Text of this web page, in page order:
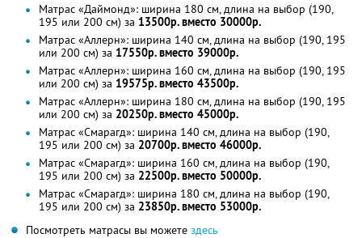
Матрас «Даймонд»: ширина 180 см, длина на выбор (190,
195 или 200 см) за 13500р. вместо 30000р.
Матрас «Аллерн»: ширина 140 см, длина на выбор (190, 195
или 200 см) за 17550р. вместо 39000р.
Матрас «Аллерн»: ширина 160 см, длина на выбор (190, 195
или 200 см) за 19575р. вместо 43500р.
Матрас «Аллерн»: ширина 180 см, длина на выбор (190, 195
или 200 см) за 20250р. вместо 45000р.
Матрас «Смарагд»: ширина 140 см, длина на выбор (190,
195 или 200 см) за 20700р. вместо 46000р.
Матрас «Смарагд»: ширина 160 см, длина на выбор (190,
195 или 200 см) за 22500р. вместо 50000р.
Матрас «Смарагд»: ширина 180 см, длина на выбор (190,
195 или 200 см) за 23850р. вместо 53000р.
Посмотреть матрасы вы можете здесь